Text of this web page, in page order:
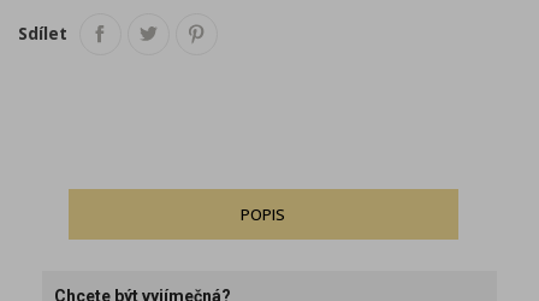
Sdílet
POPIS
Chcete být vyjímečná?